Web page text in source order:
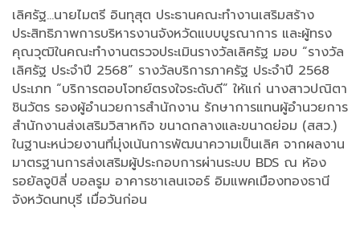
เลิศรัฐ...นายไมตรี อินทุสุต ประธานคณะทำงานเสริมสร้าง
ประสิทธิภาพการบริหารงานจังหวัดแบบบูรณาการ และผู้ทรง
คุณวุฒิในคณะทำงานตรวจประเมินรางวัลเลิศรัฐ มอบ “รางวัล
เลิศรัฐ ประจำปี 2568” รางวัลบริการภาครัฐ ประจำปี 2568
ประเภท “บริการตอบโจทย์ตรงใจระดับดี” ให้แก่ นางสาวปณิตา
ชินวัตร รองผู้อำนวยการสำนักงาน รักษาการแทนผู้อำนวยการ
สำนักงานส่งเสริมวิสาหกิจ ขนาดกลางและขนาดย่อม (สสว.)
ในฐานะหน่วยงานที่มุ่งเน้นการพัฒนาความเป็นเลิศ จากผลงาน
มาตรฐานการส่งเสริมผู้ประกอบการผ่านระบบ BDS ณ ห้อง
รอยัลจูบิลี่ บอลรูม อาคารชาเลนเจอร์ อิมแพคเมืองทองธานี
จังหวัดนทบุรี เมื่อวันก่อน